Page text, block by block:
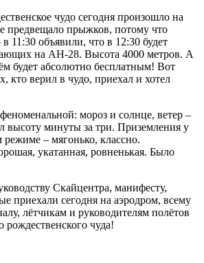
чудо сегодня произошло на
предвещало прыжков, потому что
11:30 объявили, что в 12:30 будет
на АН-28. Высота 4000 метров. А
будет абсолютно бесплатным! Вот
кто верил в чудо, приехал и хотел
мороз и солнце, ветер –
высоту минуты за три. Приземления у
– мягонько, классно.
укатанная, ровненькая. Было
Скайцентра, манифесту,
приехали сегодня на аэродром, всему
лётчикам и руководителям полётов
рождественского чуда!